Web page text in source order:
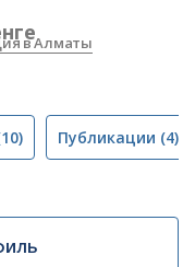
в Алматы
Публикации (4)